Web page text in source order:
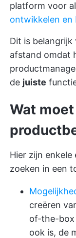
platform voor
ontwikkelen en
Dit is belangrijk
afstand omdat
de juiste
Wat
Hier zijn
zoeken in een
creëren
of-the-box
ook is, de